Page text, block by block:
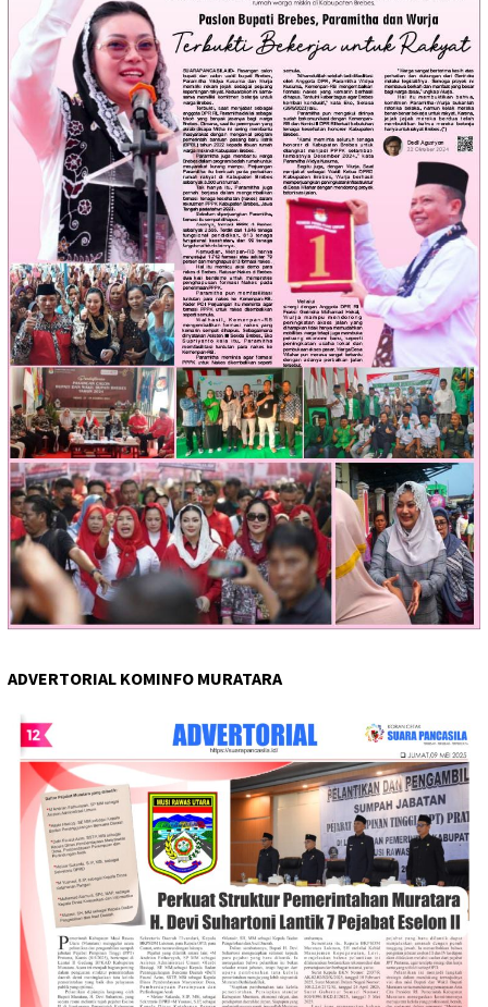
ADVERTORIAL KOMINFO MURATARA